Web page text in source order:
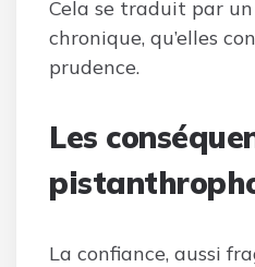
Cela se traduit par un
chronique, qu’elles
prudence.
Les
La confiance, aussi